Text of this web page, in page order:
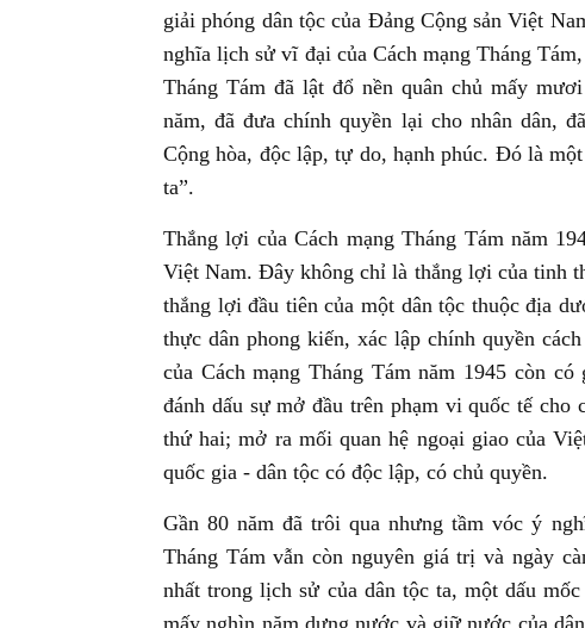
giải phóng dân tộc của Đảng Cộng sản Việt
nghĩa lịch sử vĩ đại của Cách mạng Tháng
Tháng Tám đã lật đổ nền quân chủ mấy
năm, đã đưa chính quyền lại cho nhân dân,
Cộng hòa, độc lập, tự do, hạnh phúc. Đó là
ta”.
Thắng lợi của Cách mạng Tháng Tám năm
Việt Nam. Đây không chỉ là thắng lợi của tinh
thắng lợi đầu tiên của một dân tộc thuộc địa
thực dân phong kiến, xác lập chính quyền
của Cách mạng Tháng Tám năm 1945 còn
đánh dấu sự mở đầu trên phạm vi quốc tế
thứ hai; mở ra mối quan hệ ngoại giao của
quốc gia - dân tộc có độc lập, có chủ quyền.
Gần 80 năm đã trôi qua nhưng tầm vóc ý
Tháng Tám vẫn còn nguyên giá trị và ngày
nhất trong lịch sử của dân tộc ta, một dấu
mấy nghìn năm dựng nước và giữ nước của